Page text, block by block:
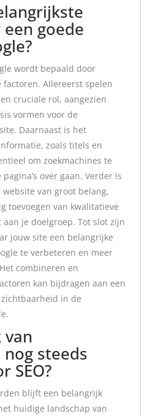
goede
wordt bepaald door
Allereerst spelen
cruciale rol, aangezien
vormen voor de
Daarnaast is het
zoals titels en
om zoekmachines te
over gaan. Verder is
van groot belang,
toevoegen van kwalitatieve
je doelgroep. Tot slot zijn
jouw site een belangrijke
te verbeteren en meer
combineren en
kan bijdragen aan een
in de
van
steeds
SEO?
blijft een belangrijk
huidige landschap van